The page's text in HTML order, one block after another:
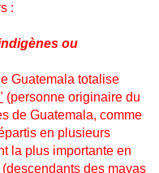
:
ou
Guatemala totalise
(personne originaire du
de Guatemala, comme
en plusieurs
la plus importante en
des mayas